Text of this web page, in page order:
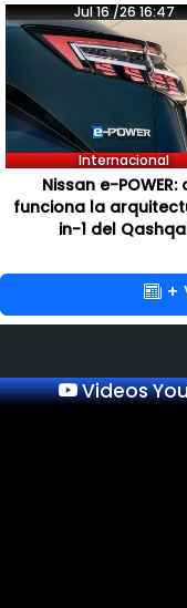
Jul 16 /26 16:47
Internacional
Nissan e-POWER:
funciona la
in-1 del
+
Videos